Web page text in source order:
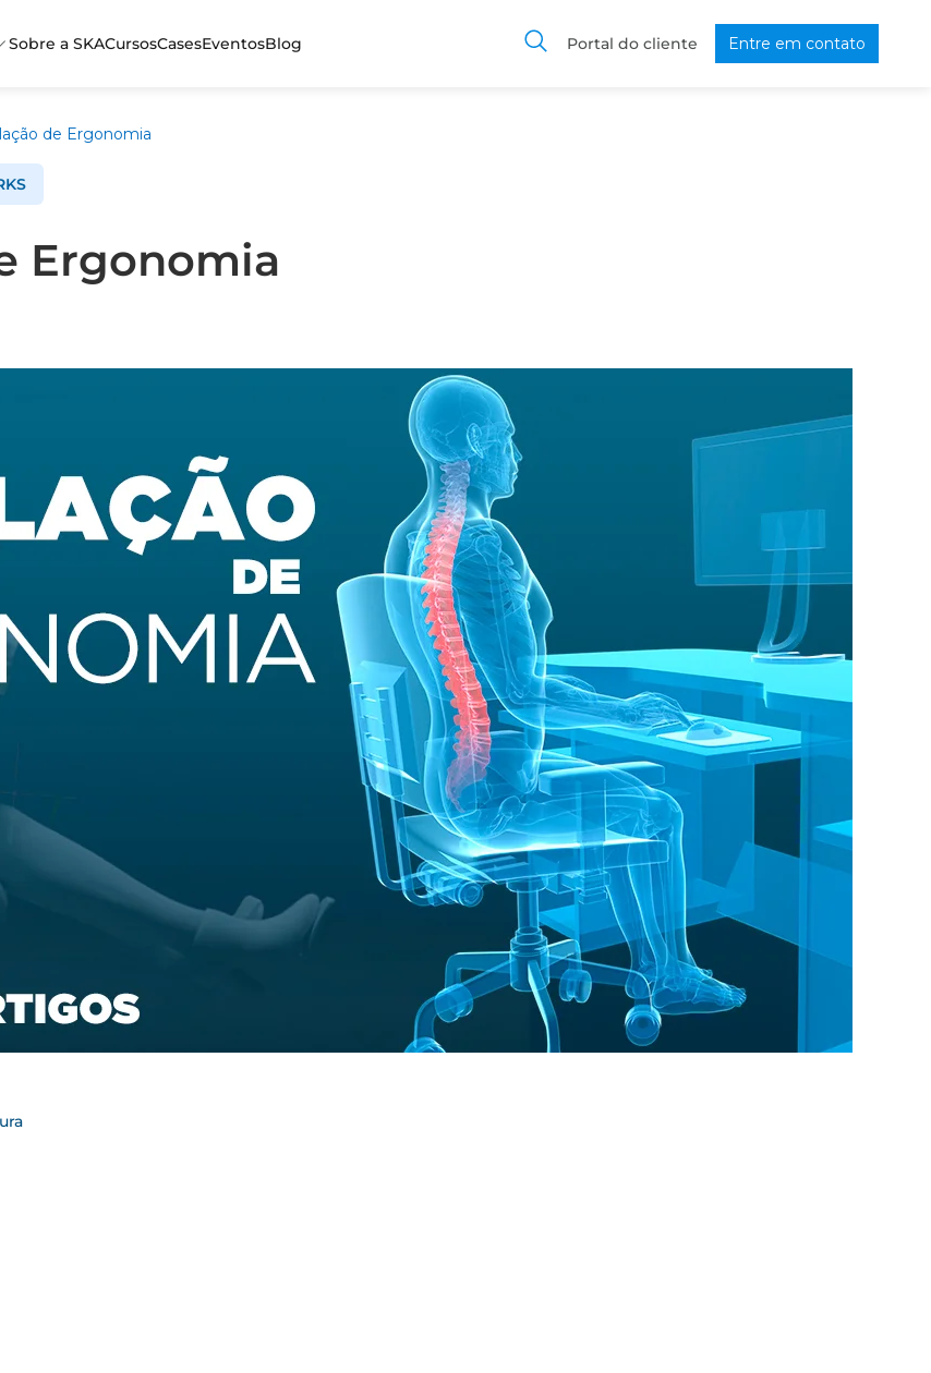
Sobre a SKACursosCasesEventosBlog Portal do cliente Entre em contato
de Ergonomia
Ergonomia